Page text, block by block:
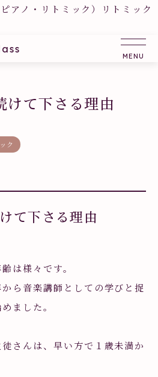
アノ・リトミック）リトミック
けて下さる理由
ク
て下さる理由
は様々です。
ら音楽講師としての学びと捉
ました。
さんは、早い方で１歳未満か